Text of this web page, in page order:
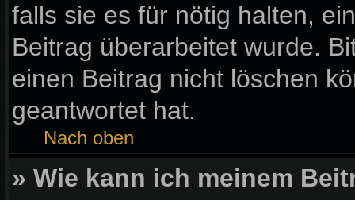
falls sie es für nötig halten,
Beitrag überarbeitet wurde.
einen Beitrag nicht löschen
geantwortet hat.
Nach oben
» Wie kann ich meinem